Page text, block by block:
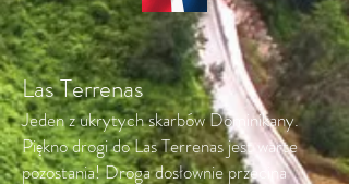
Las Terrenas
Jeden z ukrytych skarbów Dominikany.
Piękno drogi do Las Terrenas jest warte
pozostania! Droga dosłownie przecina